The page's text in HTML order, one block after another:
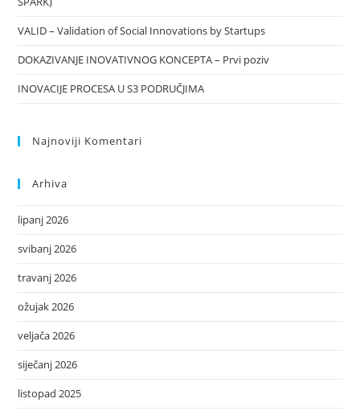
VALID – Validation of Social Innovations by Startups
DOKAZIVANJE INOVATIVNOG KONCEPTA – Prvi poziv
INOVACIJE PROCESA U S3 PODRUČJIMA
Najnoviji Komentari
Arhiva
lipanj 2026
svibanj 2026
travanj 2026
ožujak 2026
veljača 2026
siječanj 2026
listopad 2025